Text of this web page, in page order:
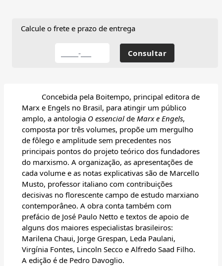
Calcule o frete e prazo de entrega
Concebida pela Boitempo, principal editora de
Marx e Engels no Brasil, para atingir um público
amplo, a antologia O essencial de Marx e Engels,
composta por três volumes, propõe um mergulho
de fôlego e amplitude sem precedentes nos
principais pontos do projeto teórico dos fundadores
do marxismo. A organização, as apresentações de
cada volume e as notas explicativas são de Marcello
Musto, professor italiano com contribuições
decisivas no florescente campo de estudo marxiano
contemporâneo. A obra conta também com
prefácio de José Paulo Netto e textos de apoio de
alguns dos maiores especialistas brasileiros:
Marilena Chaui, Jorge Grespan, Leda Paulani,
Virgínia Fontes, Lincoln Secco e Alfredo Saad Filho.
A edição é de Pedro Davoglio.